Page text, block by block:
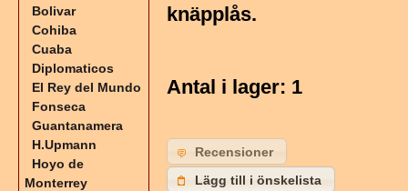
knäpplås.
Antal i lager: 1
Recensioner
Lägg till i önskelista
Bolivar
Cohiba
Cuaba
Diplomaticos
El Rey del Mundo
Fonseca
Guantanamera
H.Upmann
Hoyo de
Monterrey